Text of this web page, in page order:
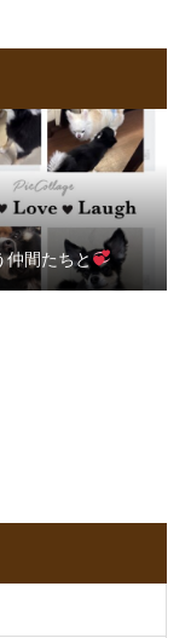
仲間たちと